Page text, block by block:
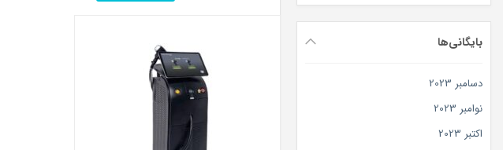
بایگانی‌ها
دسامبر 2023
نوامبر 2023
اکتبر 2023